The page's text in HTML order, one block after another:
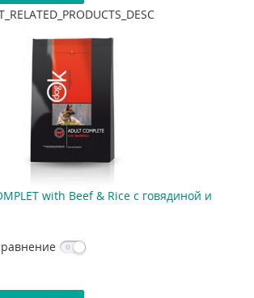
with Beef & Rice с говядиной и